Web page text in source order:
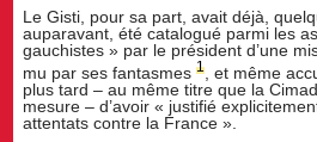
Le Gisti, pour sa part, avait déjà,
auparavant, été catalogué parmi les
gauchistes » par le président d’une
mu par ses fantasmes1
, et même
plus tard – au même titre que la
mesure – d’avoir « justifié
attentats contre la France ».